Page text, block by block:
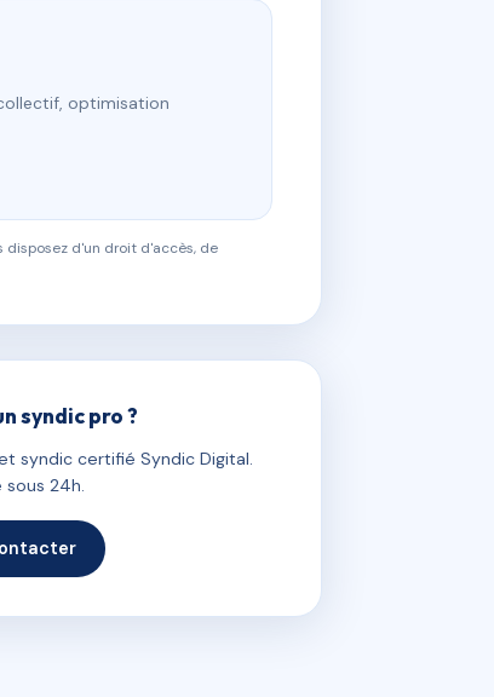
optimisation
disposez d'un droit d'accès, de
syndic pro ?
syndic certifié Syndic Digital.
sous 24h.